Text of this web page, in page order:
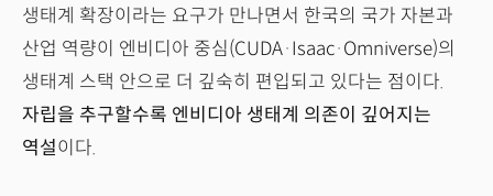
생태계 확장이라는 요구가 만나면서 한국의 국가 자본과
산업 역량이 엔비디아 중심(CUDA·Isaac·Omniverse)의
생태계 스택 안으로 더 깊숙히 편입되고 있다는 점이다.
자립을 추구할수록 엔비디아 생태계 의존이 깊어지는
역설이다.